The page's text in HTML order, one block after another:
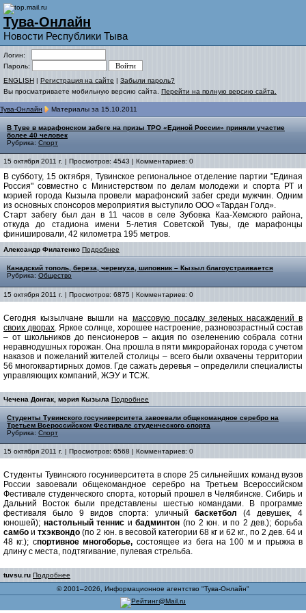
Тува-Онлайн
Новости Республики Тыва
Логин:
Пароль:
ENGLISH | Регистрация на сайте | Забыли пароль?
Вы просматриваете мобильную версию сайта. Перейти на полную версию сайта.
Тува-Онлайн Материалы за 15.10.2011
В Туве в марафонском забеге на призы ТРО «Единой России» приняли участие
более 40 человек
Рубрика: Спорт
15 октября 2011 г. | Просмотров: 4543 | Комментариев: 0
В субботу, 15 октября, Тувинское региональное отделение партии "Единая
Россия" совместно с Министерством по делам молодежи и спорта РТ и
мэрией города Кызыла провели марафонский забег среди мужчин. Одним
из основных спонсоров мероприятия выступило ООО «Тардан Голд».
Старт забегу был дан в 11 часов в селе Зубовка Каа-Хемского района,
откуда до стадиона имени 5-летия Советской Тувы, где марафонцы
финишировали, 42 километра 195 метров.
Александр Филатенко Подробнее
Канадский тополь, береза, черемуха, шиповник – Кызыл благоустраивается
Рубрика: Общество
15 октября 2011 г. | Просмотров: 6875 | Комментариев: 0
Сегодня кызылчане вышли на массовую посадку зеленых насаждений в
своих дворах. Яркое солнце, хорошее настроение, разновозрастный состав
– от школьников до пенсионеров – акция по озеленению собрала сотни
неравнодушных горожан. Она прошла в пяти микрорайонах города с учетом
наказов и пожеланий жителей столицы – всего были охвачены территории
56 многоквартирных домов. Где сажать деревья – определили специалисты
управляющих компаний, ЖЭУ и ТСЖ.
Чечена Донгак, мэрия Кызыла Подробнее
Студенты Тувинского госуниверситета завоевали общекомандное серебро на
Третьем Всероссийском Фестивале студенческого спорта
Рубрика: Спорт
15 октября 2011 г. | Просмотров: 6568 | Комментариев: 0
Студенты Тувинского госуниверситета в споре 25 сильнейших команд вузов
России завоевали общекомандное серебро на Третьем Всероссийском
Фестивале студенческого спорта, который прошел в Челябинске. Сибирь и
Дальний Восток были представлены шестью командами. В программе
фестиваля было 9 видов спорта: уличный баскетбол (4 девушек, 4
юношей); настольный теннис ибадминтон (по 2 юн. и по 2 дев.); борьба
самбо итхэквондо (по 2 юн. в весовой категории 68 кг и 62 кг., по 2 дев. 64 и
48 кг.); спортивное многоборье, состоящее из бега на 100 м и прыжка в
длину с места, подтягивание, пулевая стрельба.
tuvsu.ru Подробнее
© 2001–2026, Информационное агентство "Тува-Онлайн"